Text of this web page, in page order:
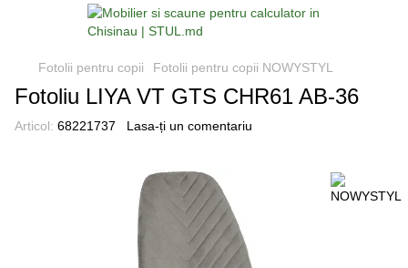
Fotolii pentru copii Fotolii pentru copii NOWYSTYL
Fotoliu LIYA VT GTS CHR61 AB-36
Articol: 68221737 Lasa-ți un comentariu